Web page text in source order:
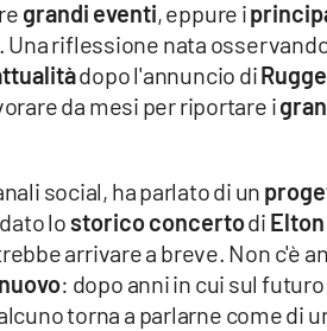
grandi eventi, eppure i
Una riflessione nata
dopo l'annuncio di
da mesi per riportare i
social, ha parlato di un
lo storico concertodi
arrivare a breve. Non c'è
: dopo anni in cui sul
torna a parlarne come di